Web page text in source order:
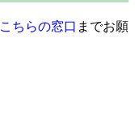
こちらの窓口 までお願